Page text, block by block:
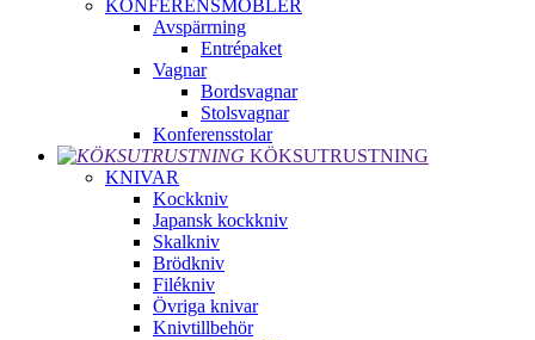
KONFERENSMÖBLER
Avspärrning
Entrépaket
Vagnar
Bordsvagnar
Stolsvagnar
Konferensstolar
KÖKSUTRUSTNING
KNIVAR
Kockkniv
Japansk kockkniv
Skalkniv
Brödkniv
Filékniv
Övriga knivar
Knivtillbehör